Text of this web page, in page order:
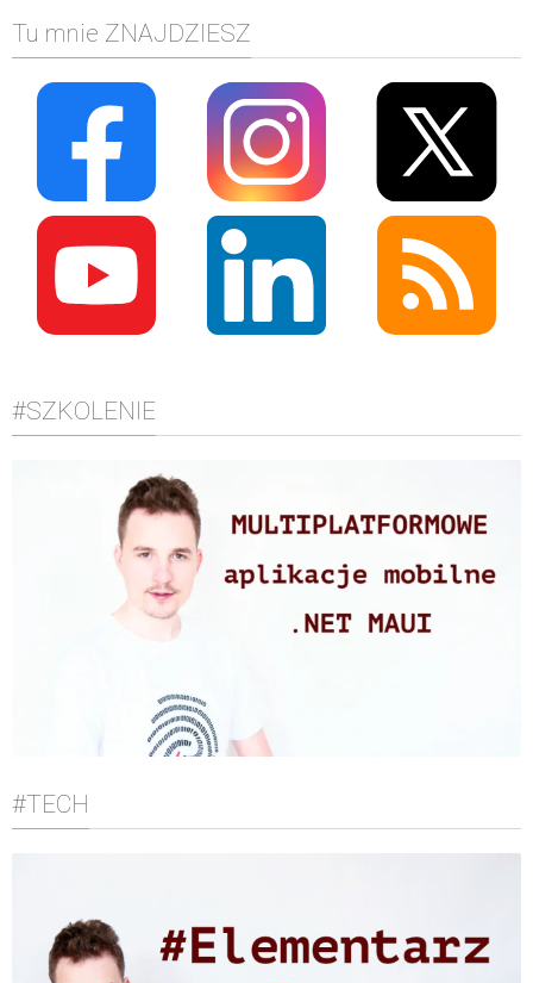
TESTOWANIE
SIECI
WYDARZENIA
BIZNES
PO GODZINACH
KONTAKT
Tu mnie ZNAJDZIESZ
#SZKOLENIE
#TECH